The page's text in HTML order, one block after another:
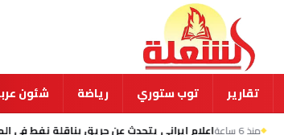
تقارير توب ستوري رياضة شئون
إيراني يتحدث عن حريق بناقلة نفط في المسار الجنوبي